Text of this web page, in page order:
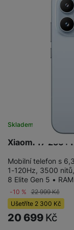
Xiaomi 17
Skladem na 1
Mobilní telefon s
1-120Hz, 3500
8 Elite Gen 5 •
-10 % 22 999Kč
Ušetříte 2 300 Kč
20 699 Kč